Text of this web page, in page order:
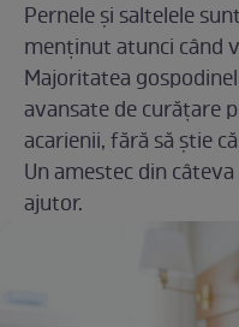
Pernele și saltelele
menținut atunci când
Majoritatea
avansate de curățare
acarienii, fără să știe
Un amestec din
ajutor.